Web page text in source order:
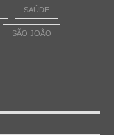
SAÚDE
SÃO JOÃO